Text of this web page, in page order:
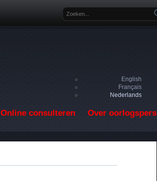
Zoekveld
English
Français
Nederlands
Online consulteren Over oorlogspers